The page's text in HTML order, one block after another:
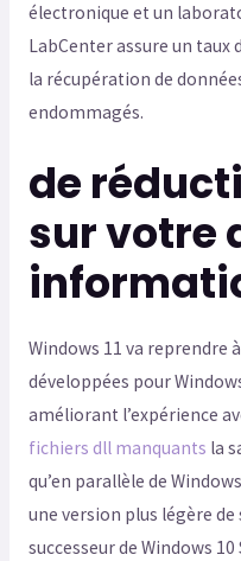
électronique et un
LabCenter assure un taux
la récupération de
endommagés.
de
sur votre
Windows 11 va reprendre
développées pour
améliorant l’expérience
fichiers dll manquants la
qu’en parallèle de
une version plus légère de
successeur de Windows